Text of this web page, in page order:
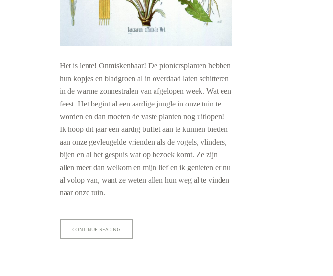
Het is lente! Onmiskenbaar! De pioniersplanten hebben
hun kopjes en bladgroen al in overdaad laten schitteren
in de warme zonnestralen van afgelopen week. Wat een
feest. Het begint al een aardige jungle in onze tuin te
worden en dan moeten de vaste planten nog uitlopen!
Ik hoop dit jaar een aardig buffet aan te kunnen bieden
aan onze gevleugelde vrienden als de vogels, vlinders,
bijen en al het gespuis wat op bezoek komt. Ze zijn
allen meer dan welkom en mijn lief en ik genieten er nu
al volop van, want ze weten allen hun weg al te vinden
naar onze tuin.
CONTINUE READING